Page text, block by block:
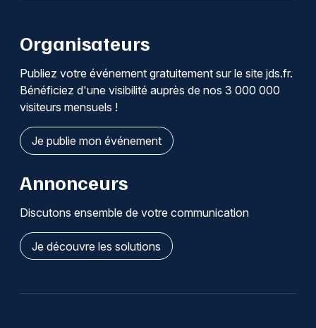
Organisateurs
Publiez votre événement gratuitement sur le site jds.fr.
Bénéficiez d'une visibilité auprès de nos 3 000 000
visiteurs mensuels !
Je publie mon événement
Annonceurs
Discutons ensemble de votre communication
Je découvre les solutions